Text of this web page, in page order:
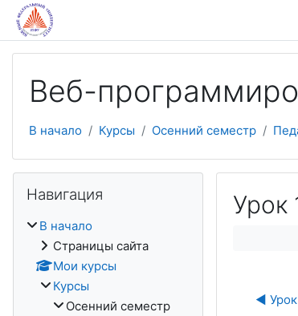
Перейти к основному содержанию
Веб-
В начало Курсы Осенний семестр
Урок
◀︎ Урок
Навигация
В начало
Страницы сайта
Мои курсы
Курсы
Осенний семестр